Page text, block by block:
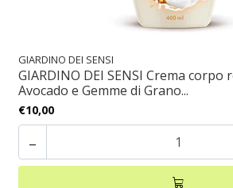
GIARDINO DEI SENSI
GIARDINO DEI SENSI Crema corpo
Avocado e Gemme di Grano...
€10,00
-